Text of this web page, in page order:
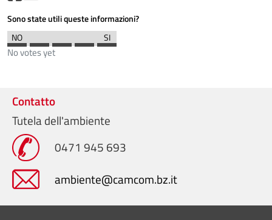
Sono state utili queste informazioni?
No votes yet
Contatto
Tutela dell'ambiente
0471 945 693
ambiente@camcom.bz.it